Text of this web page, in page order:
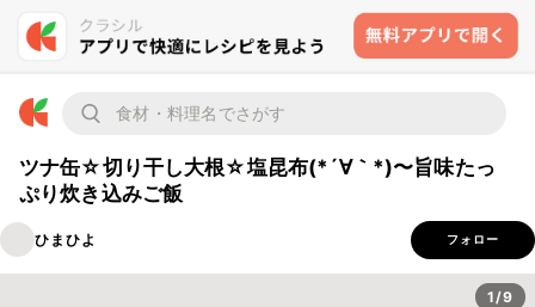
ツナ缶☆切り干し大根☆塩昆布(*´∀｀*)〜旨味たっ
ぷり炊き込みご飯
ひまひよ フォロー
1/9